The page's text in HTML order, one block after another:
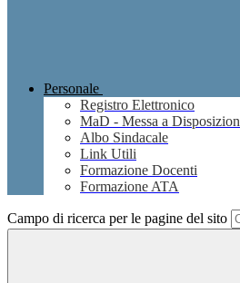
Personale
Registro Elettronico
MaD - Messa a
Albo Sindacale
Link Utili
Formazione Docenti
Formazione ATA
Campo di ricerca per le pagine del sito